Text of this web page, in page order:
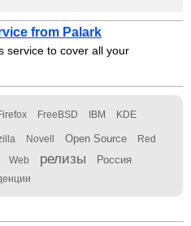
from Palark
service to cover all your
FreeBSD IBM KDE
Novell Open Source Red
Web релизы Россия